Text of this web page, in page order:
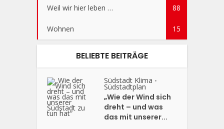
Weil wir hier leben … 88
Wohnen 15
BELIEBTE BEITRÄGE
Südstadt Klima •
Südstadtplan
„Wie der Wind sich
dreht – und was
das mit unserer...